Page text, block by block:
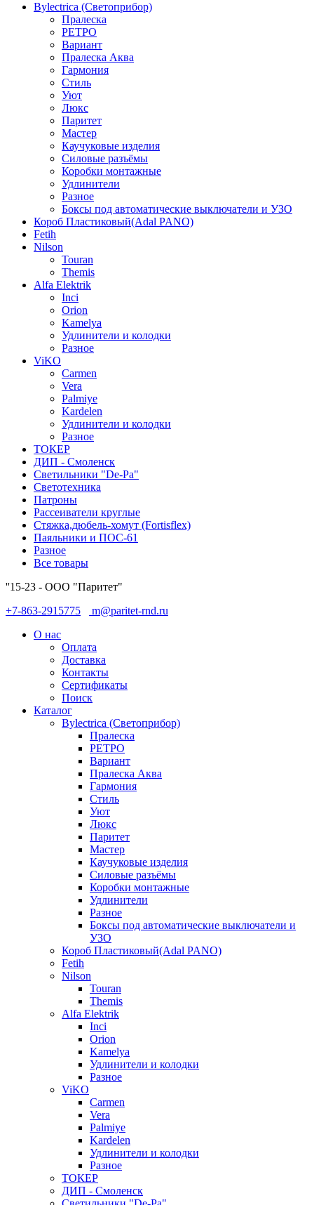
Bylectrica (Светоприбор)
Пралеска
РЕТРО
Вариант
Пралеска Аква
Гармония
Стиль
Уют
Люкс
Паритет
Мастер
Каучуковые изделия
Силовые разъёмы
Коробки монтажные
Удлинители
Разное
Боксы под автоматические выключатели и УЗО
Короб Пластиковый(Adal PANO)
Fetih
Nilson
Touran
Themis
Alfa Elektrik
Inci
Orion
Kamelya
Удлинители и колодки
Разное
ViKO
Carmen
Vera
Palmiye
Kardelen
Удлинители и колодки
Разное
ТОКЕР
ДИП - Смоленск
Светильники "De-Pa"
Светотехника
Патроны
Рассеиватели круглые
Стяжка,дюбель-хомут (Fortisflex)
Паяльники и ПОС-61
Разное
Все товары
''15-23 - ООО "Паритет"
+7-863-2915775
m@paritet-rnd.ru
О нас
Оплата
Доставка
Контакты
Сертификаты
Поиск
Каталог
Bylectrica (Светоприбор)
Пралеска
РЕТРО
Вариант
Пралеска Аква
Гармония
Стиль
Уют
Люкс
Паритет
Мастер
Каучуковые изделия
Силовые разъёмы
Коробки монтажные
Удлинители
Разное
Боксы под автоматические выключатели и
УЗО
Короб Пластиковый(Adal PANO)
Fetih
Nilson
Touran
Themis
Alfa Elektrik
Inci
Orion
Kamelya
Удлинители и колодки
Разное
ViKO
Carmen
Vera
Palmiye
Kardelen
Удлинители и колодки
Разное
ТОКЕР
ДИП - Смоленск